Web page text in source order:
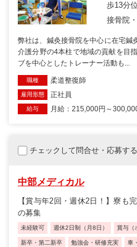
歩13分位
接骨院
弊社は、鍼灸接骨院を中心に在宅鍼
介護分野の4本柱で地域の貢献を目
ブを中心としたトレーナー活動も...
職種 柔道整復師
雇用形態 正社員
給与 月給：215,000円～
チェックして問合せ・応募する
中部メディカル
【賞与年2回・週休2日！】寮も
の募集
未経験可 週休2日制（月8日） 賞与（
新卒・第二新卒 勉強会・研修充実 車